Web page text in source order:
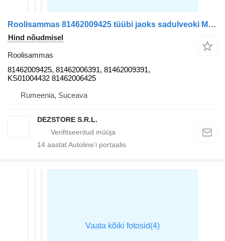
Roolisammas 81462009425 tüübi jaoks sadulveoki MAN TGX
Hind nõudmisel
Roolisammas
81462009425, 81462006391, 81462009391,
KS01004432 81462006425
Rumeenia, Suceava
DEZSTORE S.R.L.
14 aastat Autoline'i portaalis